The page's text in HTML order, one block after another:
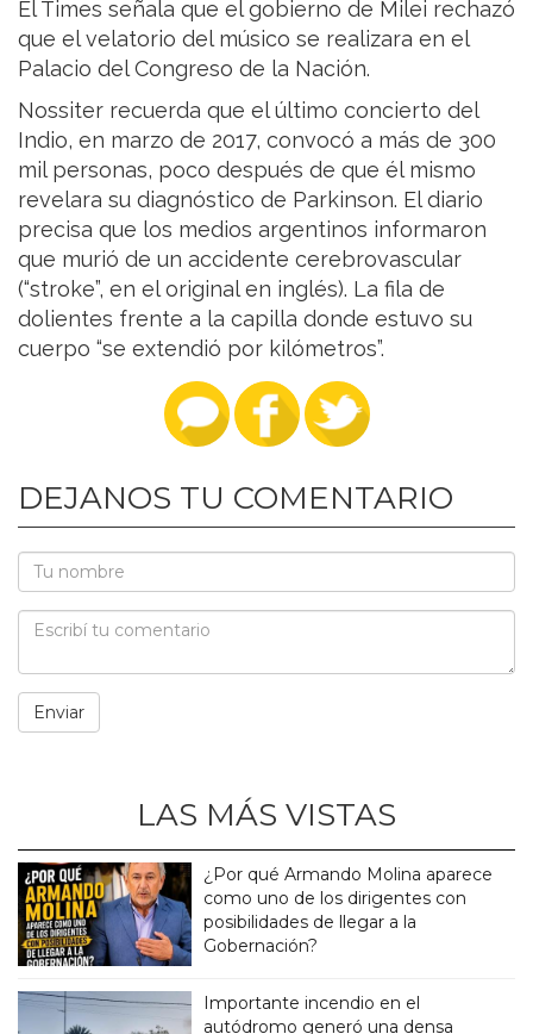
El Times señala que el gobierno de Milei rechazó
que el velatorio del músico se realizara en el
Palacio del Congreso de la Nación.
Nossiter recuerda que el último concierto del
Indio, en marzo de 2017, convocó a más de 300
mil personas, poco después de que él mismo
revelara su diagnóstico de Parkinson. El diario
precisa que los medios argentinos informaron
que murió de un accidente cerebrovascular
(“stroke”, en el original en inglés). La fila de
dolientes frente a la capilla donde estuvo su
cuerpo “se extendió por kilómetros”.
DEJANOS TU COMENTARIO
LAS MÁS VISTAS
¿Por qué Armando Molina aparece
como uno de los dirigentes con
posibilidades de llegar a la
Gobernación?
Importante incendio en el
autódromo generó una densa